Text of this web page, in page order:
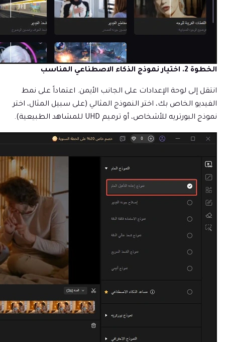
الخطوة 2. اختيار نموذج الذكاء الاصطناعي المناسب
انتقل إلى لوحة الإعدادات على الجانب الأيمن. اعتماداً على نمط
الفيديو الخاص بك، اختر النموذج المثالي (على سبيل المثال، اختر
نموذج البورتريه للأشخاص، أو ترميم UHD للمشاهد الطبيعية).